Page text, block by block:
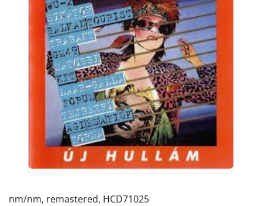
nm/nm, remastered, HCD71025